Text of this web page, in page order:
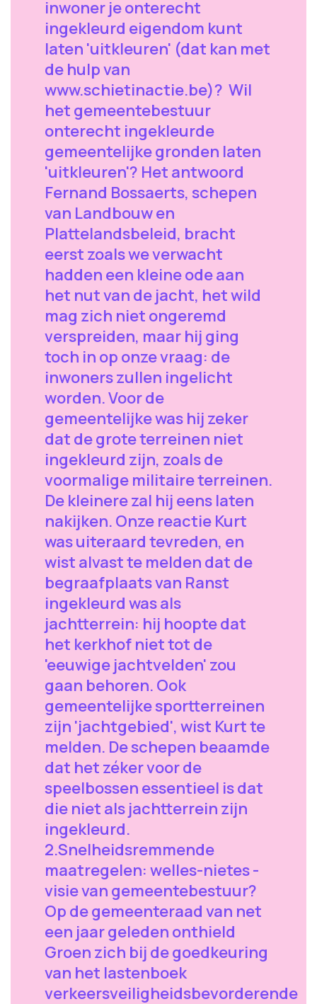
inwoner je onterecht
ingekleurd eigendom kunt
laten 'uitkleuren' (dat kan met
de hulp van
www.schietinactie.be)? Wil
het gemeentebestuur
onterecht ingekleurde
gemeentelijke gronden laten
'uitkleuren'? Het antwoord
Fernand Bossaerts, schepen
van Landbouw en
Plattelandsbeleid, bracht
eerst zoals we verwacht
hadden een kleine ode aan
het nut van de jacht, het wild
mag zich niet ongeremd
verspreiden, maar hij ging
toch in op onze vraag: de
inwoners zullen ingelicht
worden. Voor de
gemeentelijke was hij zeker
dat de grote terreinen niet
ingekleurd zijn, zoals de
voormalige militaire terreinen.
De kleinere zal hij eens laten
nakijken. Onze reactie Kurt
was uiteraard tevreden, en
wist alvast te melden dat de
begraafplaats van Ranst
ingekleurd was als
jachtterrein: hij hoopte dat
het kerkhof niet tot de
'eeuwige jachtvelden' zou
gaan behoren. Ook
gemeentelijke sportterreinen
zijn 'jachtgebied', wist Kurt te
melden. De schepen beaamde
dat het zéker voor de
speelbossen essentieel is dat
die niet als jachtterrein zijn
ingekleurd.
2.Snelheidsremmende
maatregelen: welles-nietes -
visie van gemeentebestuur?
Op de gemeenteraad van net
een jaar geleden onthield
Groen zich bij de goedkeuring
van het lastenboek
verkeersveiligheidsbevorderende